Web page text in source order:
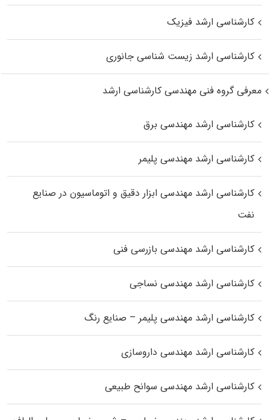
کارشناسی ارشد فیزیک
کارشناسی ارشد زیست‌ شناسی جانوری
معرفی گروه فنی مهندسی کارشناسی ارشد
کارشناسی ارشد مهندسی برق
کارشناسی ارشد مهندسی پلیمر
کارشناسی ارشد مهندسی ابزار دقیق و اتوماسیون در صنایع
نفت
کارشناسی ارشد مهندسی بازرسی فنی
کارشناسی ارشد مهندسی نساجی
کارشناسی ارشد مهندسی پلیمر – صنایع رنگ
کارشناسی ارشد مهندسی داروسازی
کارشناسی ارشد مهندسی سوانح طبیعی